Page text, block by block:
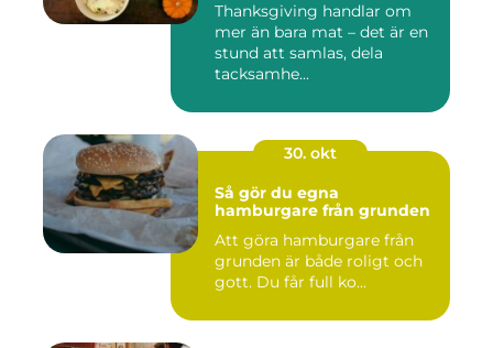
Thanksgiving handlar om
mer än bara mat – det är en
stund att samlas, dela
tacksamhe...
30. okt
Så gör du egna
hamburgare från grunden
Att göra hamburgare från
grunden är både roligt och
gott. Du får full ko...